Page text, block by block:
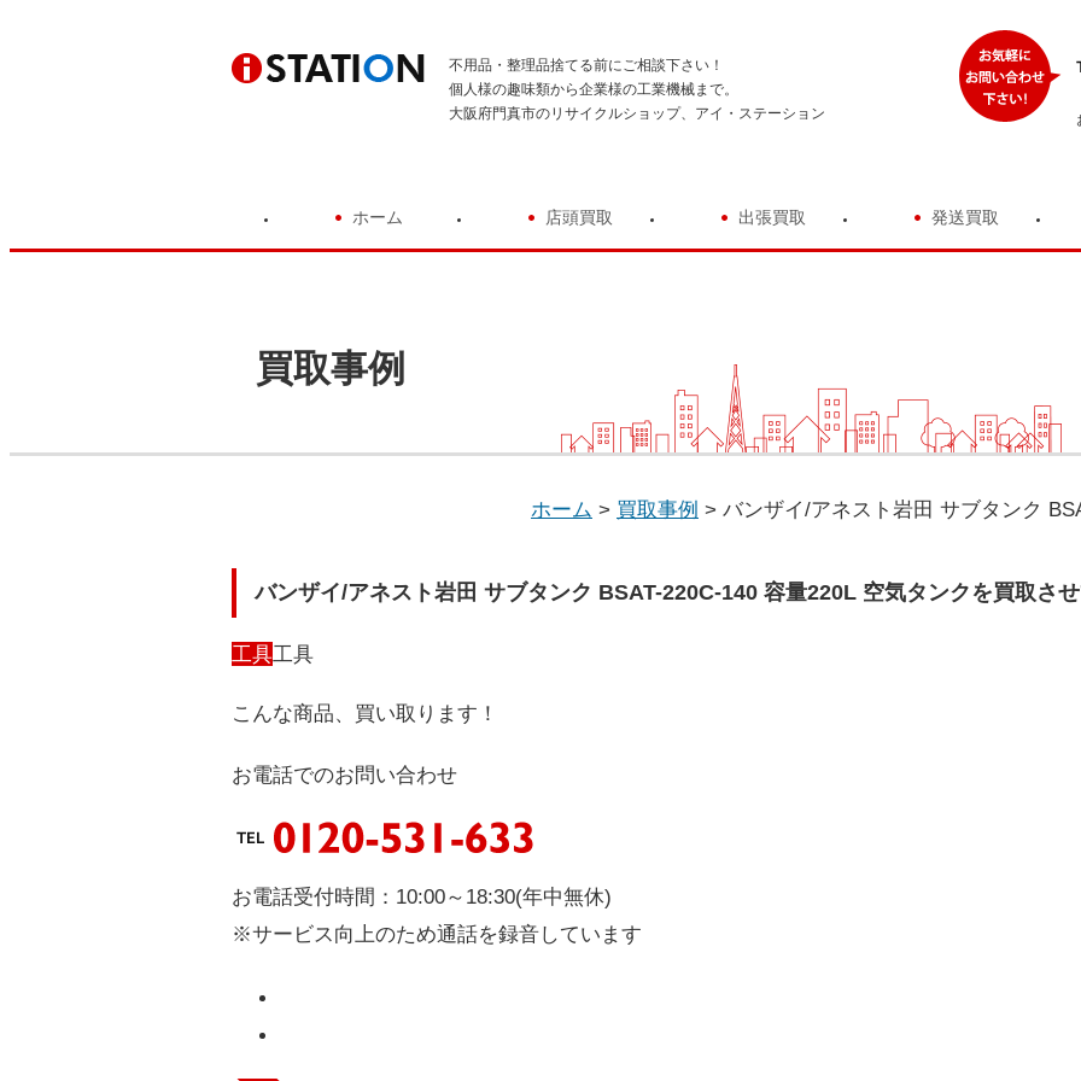
不用品・整理品捨てる前にご相談下さい！
個人様の趣味類から企業様の工業機械まで。
大阪府門真市のリサイクルショップ、アイ・ステーション
ホーム 店頭買取 出張買取 発送買取
買取事例
ホーム > 買取事例 > バンザイ/アネスト岩田 サブタンク
バンザイ/アネスト岩田 サブタンク BSAT-220C-140 容量220L 空気タンクを買取させ
工具工具
こんな商品、買い取ります！
お電話でのお問い合わせ
お電話受付時間：10:00～18:30(年中無休)
※サービス向上のため通話を録音しています